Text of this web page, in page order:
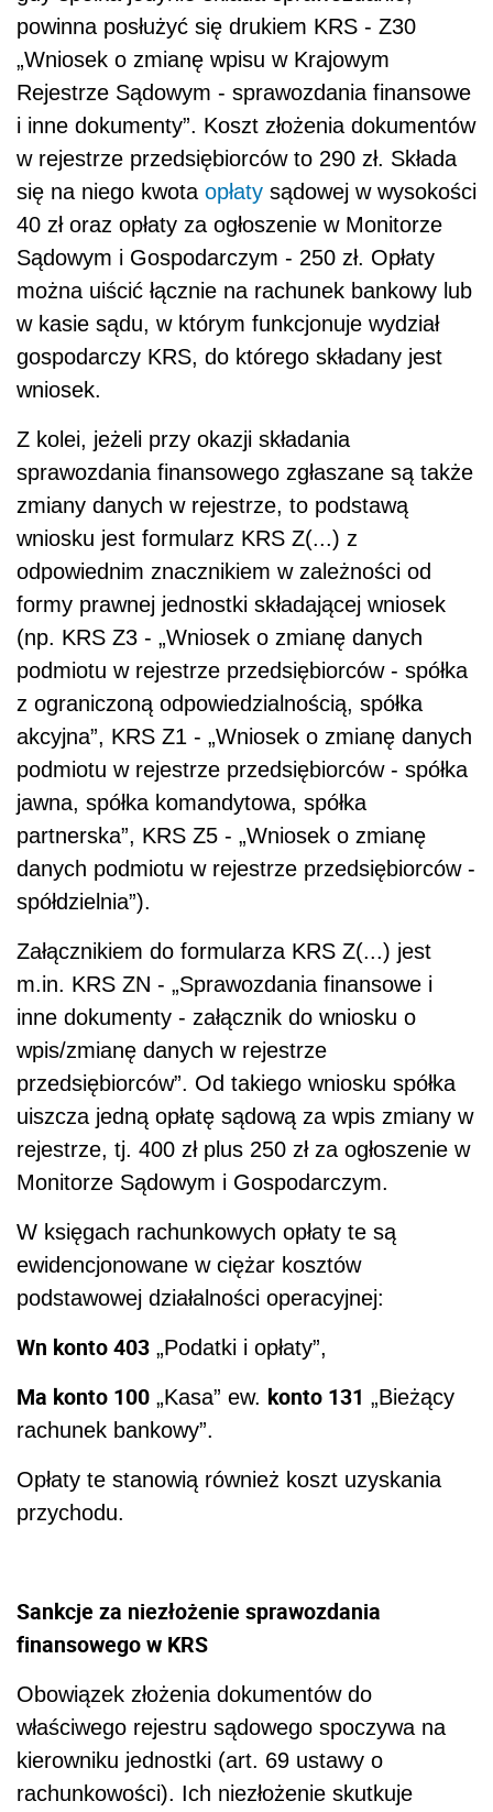
powinna posłużyć się drukiem KRS - Z30
„Wniosek o zmianę wpisu w Krajowym
Rejestrze Sądowym - sprawozdania finansowe
i inne dokumenty”. Koszt złożenia dokumentów
w rejestrze przedsiębiorców to 290 zł. Składa
się na niego kwota opłaty sądowej w wysokości
40 zł oraz opłaty za ogłoszenie w Monitorze
Sądowym i Gospodarczym - 250 zł. Opłaty
można uiścić łącznie na rachunek bankowy lub
w kasie sądu, w którym funkcjonuje wydział
gospodarczy KRS, do którego składany jest
wniosek.
Z kolei, jeżeli przy okazji składania
sprawozdania finansowego zgłaszane są także
zmiany danych w rejestrze, to podstawą
wniosku jest formularz KRS Z(...) z
odpowiednim znacznikiem w zależności od
formy prawnej jednostki składającej wniosek
(np. KRS Z3 - „Wniosek o zmianę danych
podmiotu w rejestrze przedsiębiorców - spółka
z ograniczoną odpowiedzialnością, spółka
akcyjna”, KRS Z1 - „Wniosek o zmianę danych
podmiotu w rejestrze przedsiębiorców - spółka
jawna, spółka komandytowa, spółka
partnerska”, KRS Z5 - „Wniosek o zmianę
danych podmiotu w rejestrze przedsiębiorców -
spółdzielnia”).
Załącznikiem do formularza KRS Z(...) jest
m.in. KRS ZN - „Sprawozdania finansowe i
inne dokumenty - załącznik do wniosku o
wpis/zmianę danych w rejestrze
przedsiębiorców”. Od takiego wniosku spółka
uiszcza jedną opłatę sądową za wpis zmiany w
rejestrze, tj. 400 zł plus 250 zł za ogłoszenie w
Monitorze Sądowym i Gospodarczym.
W księgach rachunkowych opłaty te są
ewidencjonowane w ciężar kosztów
podstawowej działalności operacyjnej:
Wn konto 403 „Podatki i opłaty”,
Ma konto 100 „Kasa” ew. konto 131 „Bieżący
rachunek bankowy”.
Opłaty te stanowią również koszt uzyskania
przychodu.
Sankcje za niezłożenie sprawozdania
finansowego w KRS
Obowiązek złożenia dokumentów do
właściwego rejestru sądowego spoczywa na
kierowniku jednostki (art. 69 ustawy o
rachunkowości). Ich niezłożenie skutkuje